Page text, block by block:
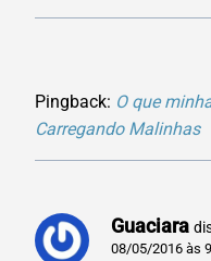
Pingback: O que
Carregando Malinhas
Guaciara
08/05/2016 às